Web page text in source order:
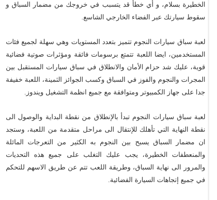
الخطيرة بسلام، و أي خطأ قد يتسبب في خروجك من مضمار السباق و
سقوط سيارتك عبر الفضاء الخارجي الشاسع.
لعبة سباق سيارات النجوم تتميز بتعدد المستويات وهي سهلة لجميع فئات
المستخدمين، ايضا اللعبة تتمتع برسومات فائقة ومؤثرات صوتية فضائية
قوية، عليك شد حزام الأمان والانطلاق في سباق سيارات المستقبل بين
المجرات والنجوم والفوز في السباق وكسب الجوائز الثمينة، اللعبة خفيفة
جدا على جهاز الكمبيوتر ومتوافقة مع جميع انظمة التشغيل ويندوز.
لعبة سباق سيارات النجوم تبدأ بالإنطلاق من نقطة البداية والوصول الى
نقطة النهاية التي تأهلك للإنتقال الى مراحل متقدمة من اللعبة، وستجد
ان مضمار السباق يسبح بين النجوم به الكثير من التعرجات المائلة
والمنعطفات الخطيرة، يجب عليك التغلب على جميع هذه التحديات
والمرور الى نهاية السباق، وطريقة اللعب تتم عن طريق الاسهم للتحكم
في جميع إتجاهات السيارة الفضائية.